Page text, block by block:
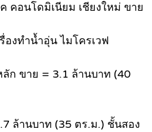
คอนโดมิเนียม เชียงใหม่ ขาย
องทำน้ำอุ่น ไมโครเวฟ
ก ขาย = 3.1 ล้านบาท (40
ล้านบาท (35 ตร.ม.) ชั้นสอง